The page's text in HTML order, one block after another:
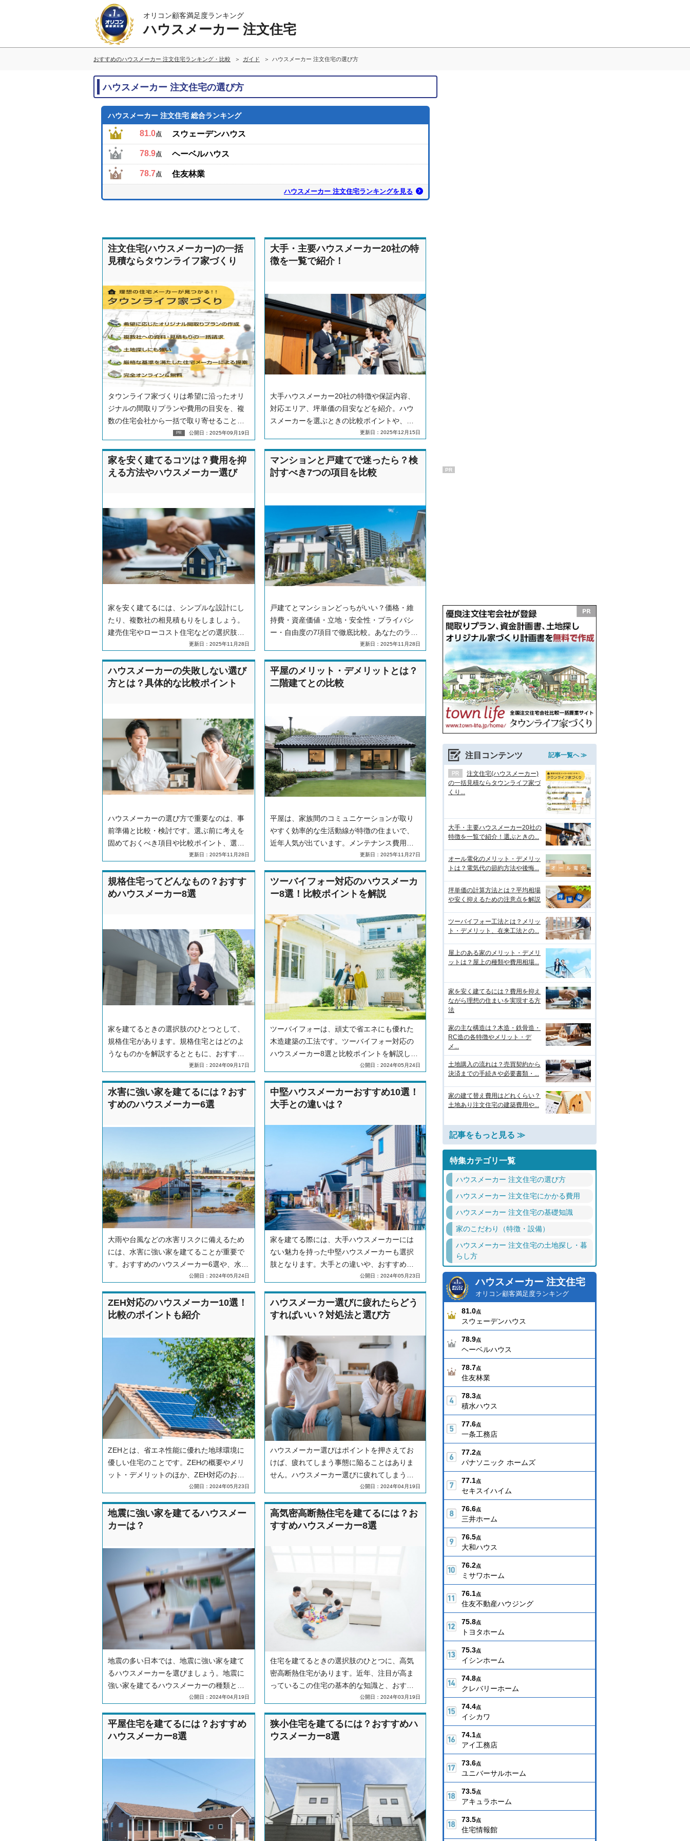
オリコン顧客満足度ランキング
ハウスメーカー 注文住宅
おすすめのハウスメーカー 注文住宅ランキング・比較 ガイド ハウスメーカー 注文住宅の選び方
ハウスメーカー 注文住宅の選び方
ハウスメーカー 注文住宅 総合ランキング
81.0点 スウェーデンハウス
78.9点 ヘーベルハウス
78.7点 住友林業
ハウスメーカー 注文住宅ランキングを見る
注文住宅(ハウスメーカー)の一括
見積ならタウンライフ家づくり
タウンライフ家づくりは希望に沿ったオリ
ジナルの間取りプランや費用の目安を、複
数の住宅会社から一括で取り寄せることが
公開日：2025年09月19日
大手・主要ハウスメーカー20社の特
徴を一覧で紹介！
大手ハウスメーカー20社の特徴や保証内容、
対応エリア、坪単価の目安などを紹介。ハウ
スメーカーを選ぶときの比較ポイントや、大
手と中堅の違いについても解説します。
更新日：2025年12月15日
家を安く建てるコツは？費用を抑
える方法やハウスメーカー選び
家を安く建てるには、シンプルな設計にし
たり、複数社の相見積もりをしましょう。
建売住宅やローコスト住宅などの選択肢、
補助金の制度や注意点などを徹底解説しま
更新日：2025年11月28日
マンションと戸建てで迷ったら？検
討すべき7つの項目を比較
戸建てとマンションどっちがいい？価格・維
持費・資産価値・立地・安全性・プライバシ
ー・自由度の7項目で徹底比較。あなたのライ
フスタイルに合う住まいを見つける判断ポイ
更新日：2025年11月28日
ハウスメーカーの失敗しない選び
方とは？具体的な比較ポイント
ハウスメーカーの選び方で重要なのは、事
前準備と比較・検討です。選ぶ前に考えを
固めておくべき項目や比較ポイント、選定
する際の注意点などを解説します。
更新日：2025年11月28日
平屋のメリット・デメリットとは？
二階建てとの比較
平屋は、家族間のコミュニケーションが取り
やすく効率的な生活動線が特徴の住まいで、
近年人気が出ています。メンテナンス費用の
抑制や光熱費の削減など、経済的なメリット
デメリットを詳しく解説するとともに、デメ
リットを解消する工夫や二階建てとのコスト
更新日：2025年11月27日
規格住宅ってどんなもの？おすす
めハウスメーカー8選
家を建てるときの選択肢のひとつとして、
規格住宅があります。規格住宅とはどのよ
うなものかを解説するとともに、おすすめ
ハウスメーカー8社をご紹介します。
更新日：2024年09月17日
ツーバイフォー対応のハウスメーカ
ー8選！比較ポイントを解説
ツーバイフォーは、頑丈で省エネにも優れた
木造建築の工法です。ツーバイフォー対応の
ハウスメーカー8選と比較ポイントを解説しま
公開日：2024年05月24日
水害に強い家を建てるには？おす
すめのハウスメーカー6選
大雨や台風などの水害リスクに備えるため
には、水害に強い家を建てることが重要で
す。おすすめのハウスメーカー6選や、水害
に強い家にするための対策などを紹介しま
公開日：2024年05月24日
中堅ハウスメーカーおすすめ10選！
大手との違いは？
家を建てる際には、大手ハウスメーカーには
ない魅力を持った中堅ハウスメーカーも選択
肢となります。大手との違いや、おすすめの
ハウスメーカー10選を紹介します。公開日：2024年05月23日
ZEH対応のハウスメーカー10選！
比較のポイントも紹介
ZEHとは、省エネ性能に優れた地球環境に
優しい住宅のことです。ZEHの概要やメリ
ット・デメリットのほか、ZEH対応のおす
すめハウスメーカーを紹介します。
公開日：2024年05月23日
ハウスメーカー選びに疲れたらどう
すればいい？対処法と選び方
ハウスメーカー選びはポイントを押さえてお
けば、疲れてしまう事態に陥ることはありま
せん。ハウスメーカー選びに疲れてしまう理
由と対処法のほか、疲れない選び方を解説し
公開日：2024年04月19日
地震に強い家を建てるハウスメー
カーは？
地震の多い日本では、地震に強い家を建て
るハウスメーカーを選びましょう。地震に
強い家を建てるハウスメーカーの種類と、
地震に強い家の特徴について解説します。
公開日：2024年04月19日
高気密高断熱住宅を建てるには？お
すすめハウスメーカー8選
住宅を建てるときの選択肢のひとつに、高気
密高断熱住宅があります。近年、注目が高ま
っているこの住宅の基本的な知識と、おすす
めのハウスメーカーを紹介します。公開日：2024年03月19日
平屋住宅を建てるには？おすすめ
ハウスメーカー8選
狭小住宅を建てるには？おすすめハ
ウスメーカー8選
PR
注目コンテンツ 記事一覧へ ≫
注文住宅(ハウスメーカー)
の一括見積ならタウンライフ家づ
くり...
大手・主要ハウスメーカー20社の
特徴を一覧で紹介！選ぶときの...
オール電化のメリット・デメリッ
トは？電気代の節約方法や後悔...
坪単価の計算方法とは？平均相場
や安く抑えるための注意点を解説
ツーバイフォー工法とは？メリッ
ト・デメリット、在来工法との...
屋上のある家のメリット・デメリ
ットは？屋上の種類や費用相場...
家を安く建てるには？費用を抑え
ながら理想の住まいを実現する方
法
家の主な構造は？木造・鉄骨造・
RC造の各特徴やメリット・デ
メ...
土地購入の流れは？売買契約から
決済までの手続きや必要書類・...
家の建て替え費用はどれくらい？
土地あり注文住宅の建築費用や...
記事をもっと見る ≫
特集カテゴリ一覧
ハウスメーカー 注文住宅の選び方
ハウスメーカー 注文住宅にかかる費用
ハウスメーカー 注文住宅の基礎知識
家のこだわり（特徴・設備）
ハウスメーカー 注文住宅の土地探し・暮
らし方
ハウスメーカー 注文住宅
オリコン顧客満足度ランキング
81.0点
スウェーデンハウス
78.9点
ヘーベルハウス
78.7点
住友林業
78.3点
積水ハウス
77.6点
一条工務店
77.2点
パナソニック ホームズ
77.1点
セキスイハイム
76.6点
三井ホーム
76.5点
大和ハウス
76.2点
ミサワホーム
76.1点
住友不動産ハウジング
75.8点
トヨタホーム
75.3点
イシンホーム
74.8点
クレバリーホーム
74.4点
イシカワ
74.1点
アイ工務店
73.6点
ユニバーサルホーム
73.5点
アキュラホーム
73.5点
住宅情報館